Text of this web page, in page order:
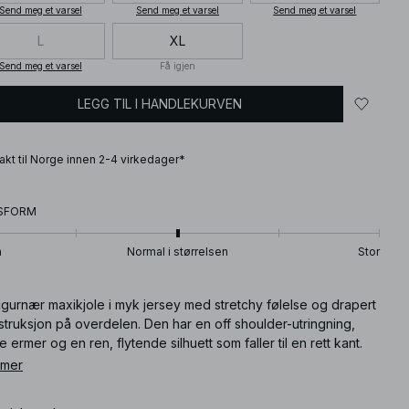
Send meg et varsel Send meg et varsel Send meg et varsel
L
Send meg et varsel
XL
Få igjen
LEGG TIL I HANDLEKURVEN
til Norge innen 2-4 virkedager*
Normal i størrelsen Stor
maxikjole i myk jersey med stretchy følelse og drapert
på overdelen. Den har en off shoulder-utringning,
ermer og en ren, flytende silhuett som faller til en rett kant.
og raffinert skaper den et moderne, feminint uttrykk